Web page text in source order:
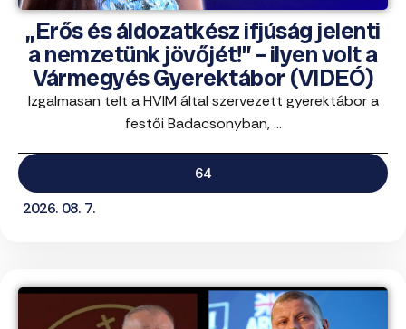
„Erős és áldozatkész ifjúság jelenti
a nemzetünk jövőjét!” – ilyen volt a
Vármegyés Gyerektábor (VIDEÓ)
Izgalmasan telt a HVIM által szervezett gyerektábor a
festői Badacsonyban, ...
64
2026. 08. 7.